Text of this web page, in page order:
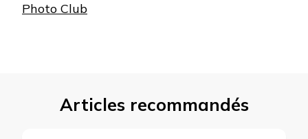
Photo Club
Articles recommandés